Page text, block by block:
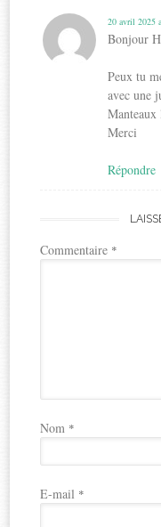
20 avril 2025
Bonjour
Peux tu
avec une
Merci
Répondre
Commentaire *
Nom *
E-mail *